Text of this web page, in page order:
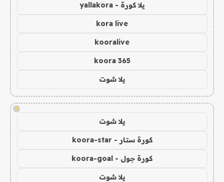
يلا كورة - yallakora
kora live
kooralive
koora 365
يلا شوت
!
يلا شوت
كورة ستار - koora-star
كورة جول - koora-goal
يلا شوت